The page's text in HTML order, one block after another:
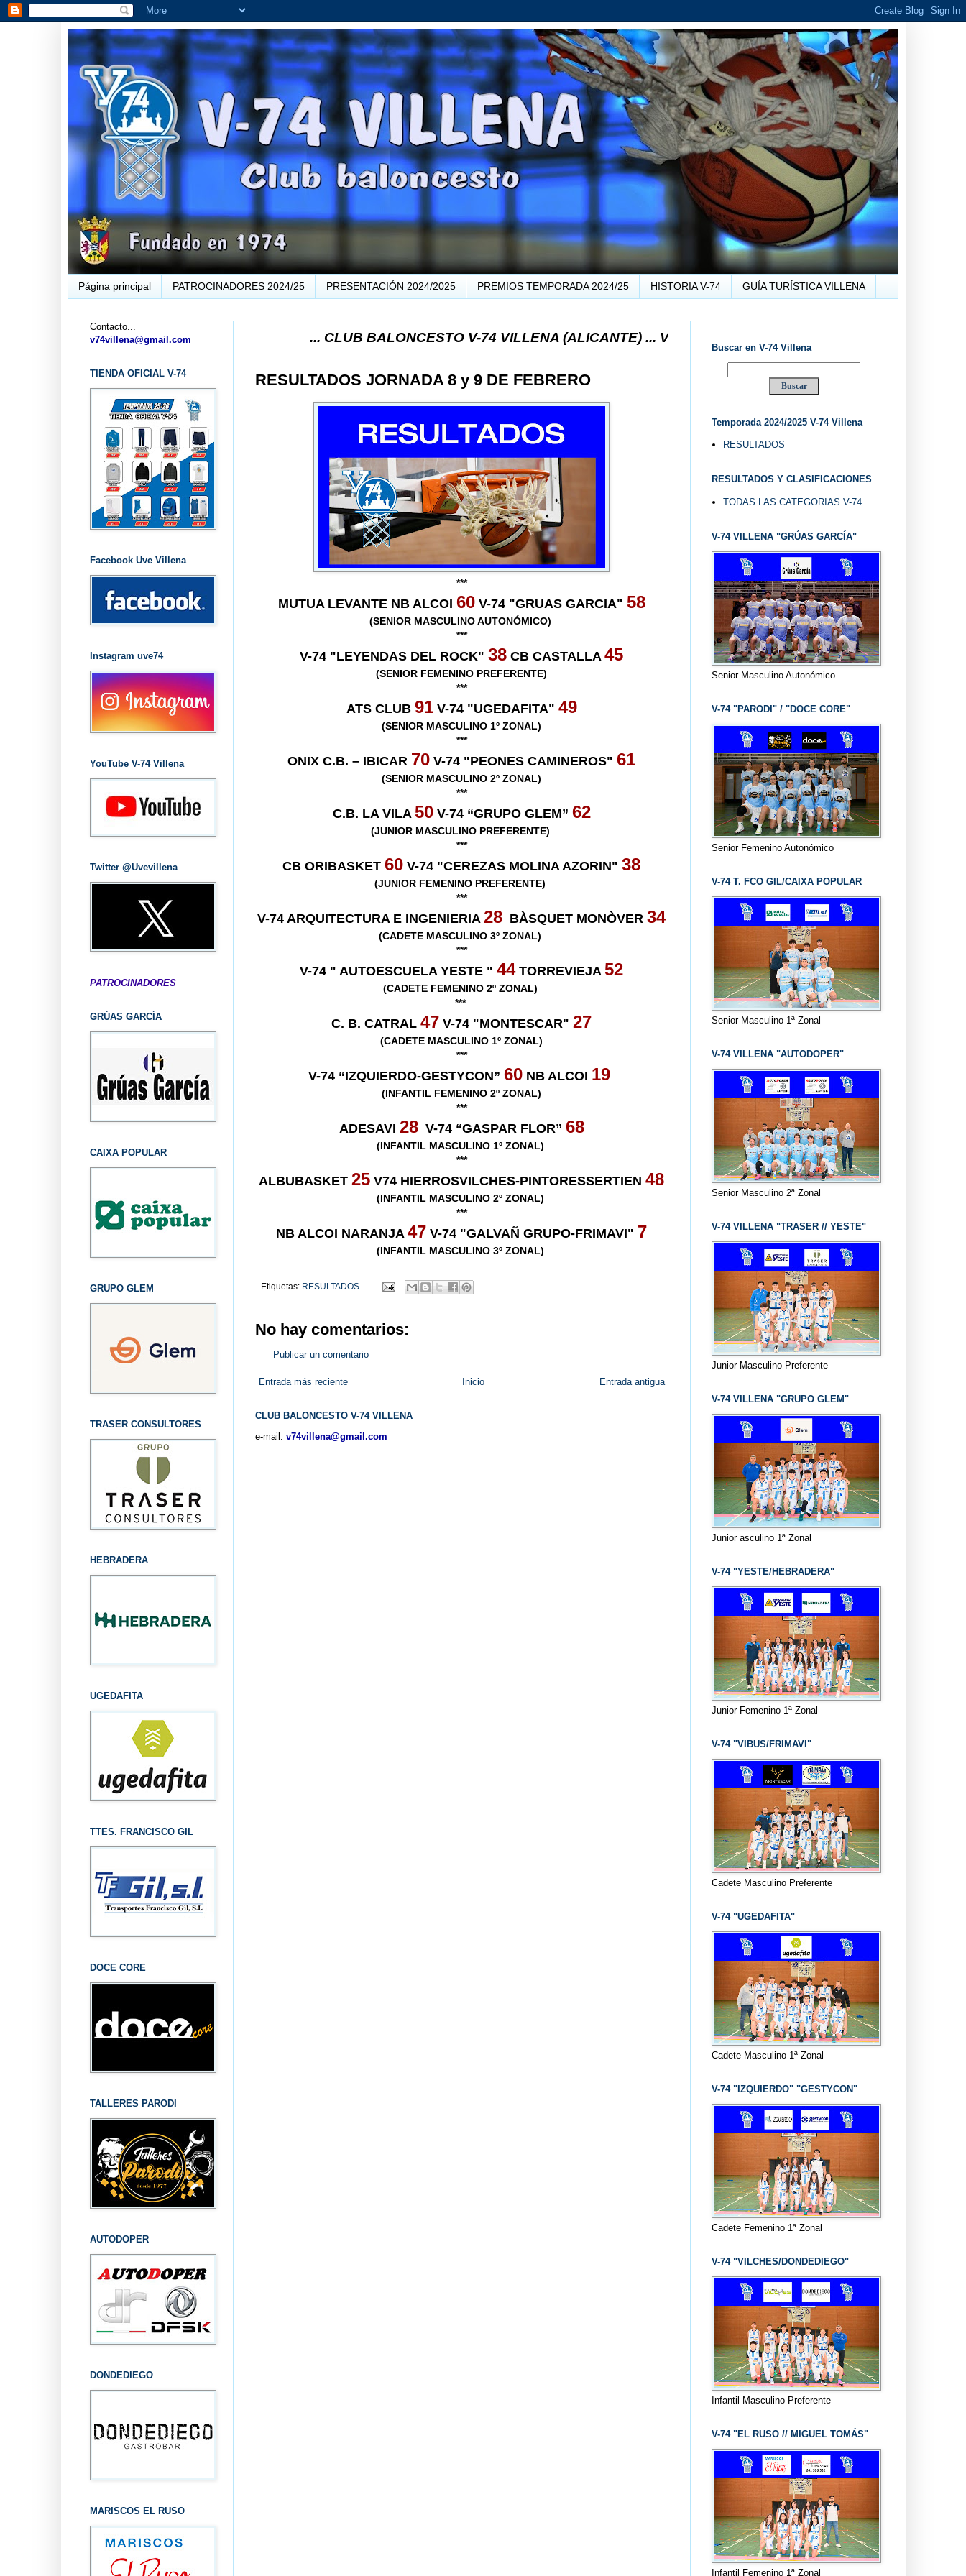
Página principal PATROCINADORES 2024/25 PRESENTACIÓN 2024/2025 PREMIOS TEMPORADA 2024/25 HISTORIA V-74 GUÍA TURÍSTICA VILLENA
... CLUB BALONCESTO V-74 VILLENA (ALICANTE) ... V-74 VILLENA DESDE 1.974 ... EL "UVE" ...
RESULTADOS JORNADA 8 y 9 DE FEBRERO
***
MUTUA LEVANTE NB ALCOI 60V-74 "GRUAS GARCIA" 58
(SENIOR MASCULINO AUTONÓMICO)
***
V-74 "LEYENDAS DEL ROCK" 38 CB CASTALLA 45
(SENIOR FEMENINO PREFERENTE)
***
ATS CLUB 91V-74 "UGEDAFITA" 49
(SENIOR MASCULINO 1º ZONAL)
***
ONIX C.B. – IBICAR 70 V-74 "PEONES CAMINEROS" 61
(SENIOR MASCULINO 2º ZONAL)
***
C.B. LA VILA 50V-74 “GRUPO GLEM” 62
(JUNIOR MASCULINO PREFERENTE)
***
CB ORIBASKET 60 V-74 "CEREZAS MOLINA AZORIN" 38
(JUNIOR FEMENINO PREFERENTE)
***
V-74 ARQUITECTURA E INGENIERIA 28 BÀSQUET MONÒVER 34
(CADETE MASCULINO 3º ZONAL)
***
V-74 " AUTOESCUELA YESTE " 44TORREVIEJA 52
(CADETE FEMENINO 2º ZONAL)
***
C. B. CATRAL 47 V-74 "MONTESCAR" 27
(CADETE MASCULINO 1º ZONAL)
***
V-74 “IZQUIERDO-GESTYCON” 60NB ALCOI 19
(INFANTIL FEMENINO 2º ZONAL)
***
ADESAVI 28V-74 “GASPAR FLOR” 68
(INFANTIL MASCULINO 1º ZONAL)
***
ALBUBASKET 25 V74 HIERROSVILCHES-PINTORESSERTIEN 48
(INFANTIL MASCULINO 2º ZONAL)
***
NB ALCOI NARANJA 47 V-74 "GALVAÑ GRUPO-FRIMAVI" 7
(INFANTIL MASCULINO 3º ZONAL)
Etiquetas: RESULTADOS
No hay comentarios:
Publicar un comentario
Entrada más reciente Entrada antigua
Inicio
CLUB BALONCESTO V-74 VILLENA
e-mail. v74villena@gmail.com
Contacto...
v74villena@gmail.com
TIENDA OFICIAL V-74
Facebook Uve Villena
Instagram uve74
YouTube V-74 Villena
Twitter @Uvevillena
PATROCINADORES
GRÚAS GARCÍA
CAIXA POPULAR
GRUPO GLEM
TRASER CONSULTORES
HEBRADERA
UGEDAFITA
TTES. FRANCISCO GIL
DOCE CORE
TALLERES PARODI
AUTODOPER
DONDEDIEGO
MARISCOS EL RUSO
Buscar en V-74 Villena
Temporada 2024/2025 V-74 Villena
RESULTADOS
RESULTADOS Y CLASIFICACIONES
TODAS LAS CATEGORIAS V-74
V-74 VILLENA "GRÚAS GARCÍA"
Senior Masculino Autonómico
V-74 "PARODI" / "DOCE CORE"
Senior Femenino Autonómico
V-74 T. FCO GIL/CAIXA POPULAR
Senior Masculino 1ª Zonal
V-74 VILLENA "AUTODOPER"
Senior Masculino 2ª Zonal
V-74 VILLENA "TRASER // YESTE"
Junior Masculino Preferente
V-74 VILLENA "GRUPO GLEM"
Junior asculino 1ª Zonal
V-74 "YESTE/HEBRADERA"
Junior Femenino 1ª Zonal
V-74 "VIBUS/FRIMAVI"
Cadete Masculino Preferente
V-74 "UGEDAFITA"
Cadete Masculino 1ª Zonal
V-74 "IZQUIERDO" "GESTYCON"
Cadete Femenino 1ª Zonal
V-74 "VILCHES/DONDEDIEGO"
Infantil Masculino Preferente
V-74 "EL RUSO // MIGUEL TOMÁS"
Infantil Femenino 1ª Zonal